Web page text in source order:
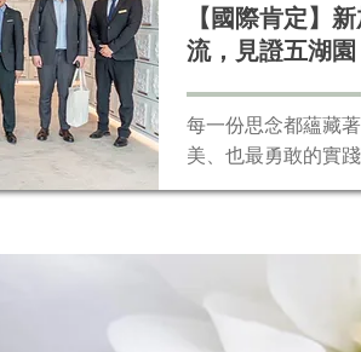
【國際肯定】
流，見證五湖
每一份思念都蘊藏
美、也最勇敢的實踐